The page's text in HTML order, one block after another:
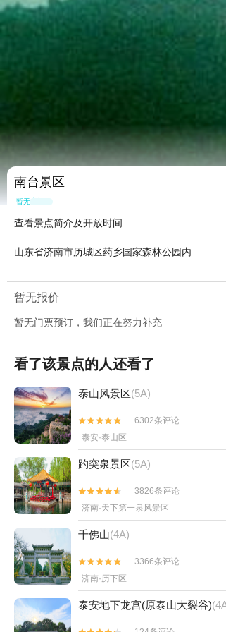
南台景区
暂无点评
查看景点简介及开放时间
山东省济南市历城区药乡国家森林公园内
暂无报价
暂无门票预订，我们正在努力补充
看了该景点的人还看了
泰山风景区(5A)


6302条评论
泰安·泰山区
趵突泉景区(5A)


3826条评论
济南·天下第一泉风景区
千佛山(4A)


3366条评论
济南·历下区
泰安地下龙宫(原泰山大裂谷)